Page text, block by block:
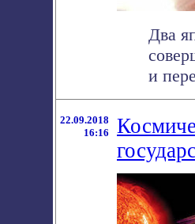
Два
и
22.09.2018
16:16